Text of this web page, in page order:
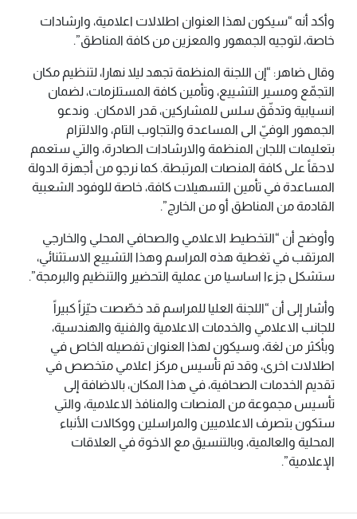
وأكد أنه “سيكون لهذا العنوان اطلالات اعلامية، وارشادات
خاصة، لتوجيه الجمهور والمعزين من كافة المناطق”.
وقال ضاهر: “إن اللجنة المنظمة تجهد ليلا نهارا، لتنظيم مكان
التجمّع ومسير التشييع، وتأمين كافة المستلزمات، لضمان
انسيابية وتدفّق سلس للمشاركين، قدر الامكان. وندعو
الجمهور الوفيّ الى المساعدة والتجاوب التام، والالتزام
بتعليمات اللجان المنظمة والارشادات الصادرة، والتي ستعمم
لاحقاً على كافة المنصات المرتبطة. كما نرجو من أجهزة الدولة
المساعدة في تأمين التسهيلات كافة، خاصة للوفود الشعبية
القادمة من المناطق أو من الخارج”.
وأوضح أن “التخطيط الاعلامي والصحافي المحلي والخارجي
المرتقب في تغطية هذه المراسم وهذا التشييع الاستثنائي،
ستشكل جزءا اساسيا من عملية التحضير والتنظيم والبرمجة”.
وأشار إلى أن “اللجنة العليا للمراسم قد خصّصت حيّزاً كبيراً
للجانب الاعلامي والخدمات الاعلامية والفنية والهندسية،
وبأكثر من لغة، وسيكون لهذا العنوان تفصيله الخاص في
اطلالات اخرى، وقد تم تأسيس مركز اعلامي متخصص في
تقديم الخدمات الصحافية، في هذا المكان، بالاضافة إلى
تأسيس مجموعة من المنصات والمنافذ الاعلامية، والتي
ستكون بتصرف الاعلاميين والمراسلين ووكالات الأنباء
المحلية والعالمية، وبالتنسيق مع الاخوة في العلاقات
الإعلامية”.